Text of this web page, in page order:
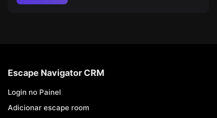
Escape Navigator CRM
Login no Painel
Adicionar escape room